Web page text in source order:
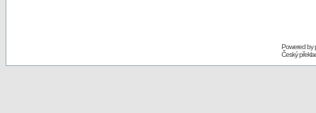
Powered by
Český